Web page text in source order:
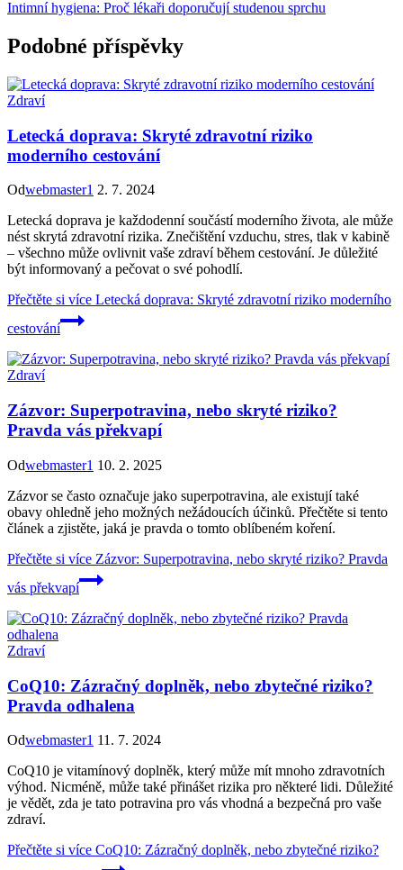
Intimní hygiena: Proč lékaři doporučují studenou sprchu
Podobné příspěvky
Zdraví
Letecká doprava: Skryté zdravotní riziko
moderního cestování
Odwebmaster1 2. 7. 2024
Letecká doprava je každodenní součástí moderního života, ale může
nést skrytá zdravotní rizika. Znečištění vzduchu, stres, tlak v kabině
– všechno může ovlivnit vaše zdraví během cestování. Je důležité
být informovaný a pečovat o své pohodlí.
Přečtěte si více Letecká doprava: Skryté zdravotní riziko moderního
cestování
Zdraví
Zázvor: Superpotravina, nebo skryté riziko?
Pravda vás překvapí
Odwebmaster1 10. 2. 2025
Zázvor se často označuje jako superpotravina, ale existují také
obavy ohledně jeho možných nežádoucích účinků. Přečtěte si tento
článek a zjistěte, jaká je pravda o tomto oblíbeném koření.
Přečtěte si více Zázvor: Superpotravina, nebo skryté riziko? Pravda
vás překvapí
Zdraví
CoQ10: Zázračný doplněk, nebo zbytečné riziko?
Pravda odhalena
Odwebmaster1 11. 7. 2024
CoQ10 je vitamínový doplněk, který může mít mnoho zdravotních
výhod. Nicméně, může také přinášet rizika pro některé lidi. Důležité
je vědět, zda je tato potravina pro vás vhodná a bezpečná pro vaše
zdraví.
Přečtěte si více CoQ10: Zázračný doplněk, nebo zbytečné riziko?